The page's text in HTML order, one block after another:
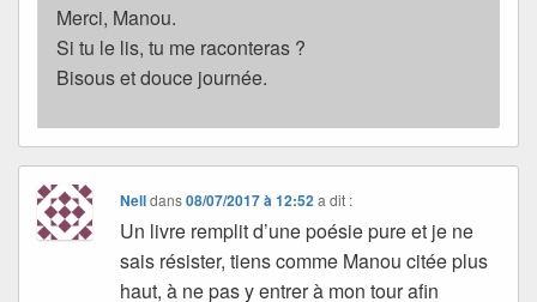
Merci, Manou.
Si tu le lis, tu me raconteras ?
Bisous et douce journée.
Nelldans08/07/2017 à 12:52 a dit :
Un livre remplit d’une poésie pure et je ne
sais résister, tiens comme Manou citée plus
haut, à ne pas y entrer à mon tour afin